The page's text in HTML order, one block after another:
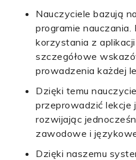
Nauczyciele bazują
programie
korzystania z
szczegółowe
prowadzenia każdej
Dzięki temu
przeprowadzić lekcje
rozwijając
zawodowe i
Dzięki naszemu